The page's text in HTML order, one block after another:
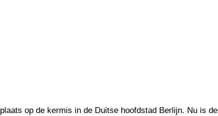
op de kermis in de Duitse hoofdstad Berlijn. Nu is de